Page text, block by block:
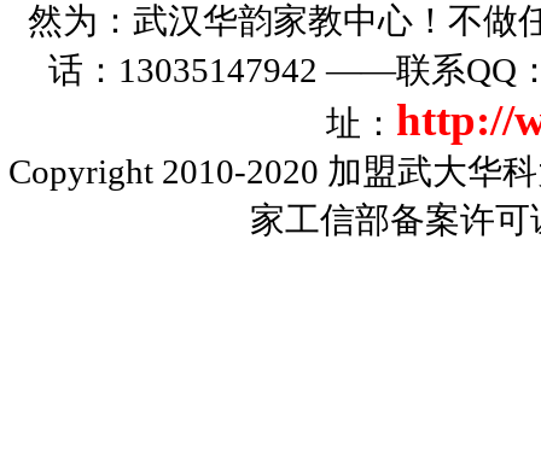
然为：武汉华韵家教中心！不做
话：13035147942 ——联系QQ
址： http://
Copyright 2010-2020 加盟武大华
家工信部备案许可